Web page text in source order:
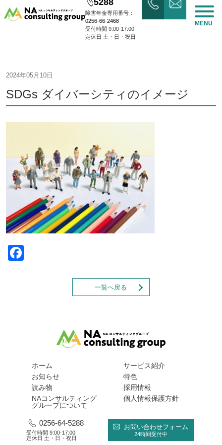
障害年金専用番号：
0256-66-2468
受付時間 9:00-17:00
定休日 土・日・祝日
MENU
2024年05月10日
SDGs ダイバーシティのイメージ
一覧へ戻る
ホーム
お知らせ
読み物
NAコンサルティング
グループについて
サービス紹介
特色
採用情報
個人情報保護方針
0256-64-5288
受付時間 9:00-17:00
定休日 土・日・祝日
お問い合わせフォーム
24時間受付中